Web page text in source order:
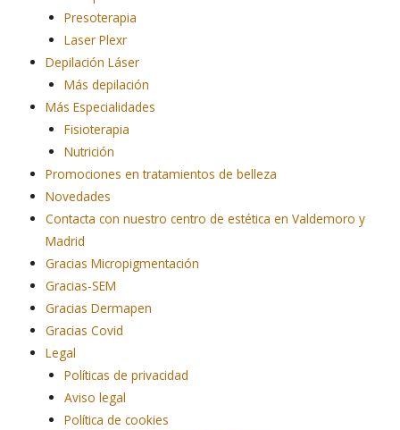
Presoterapia
Laser Plexr
Depilación Láser
Más depilación
Más Especialidades
Fisioterapia
Nutrición
Promociones en tratamientos de belleza
Novedades
Contacta con nuestro centro de estética en Valdemoro y
Madrid
Gracias Micropigmentación
Gracias-SEM
Gracias Dermapen
Gracias Covid
Legal
Políticas de privacidad
Aviso legal
Política de cookies